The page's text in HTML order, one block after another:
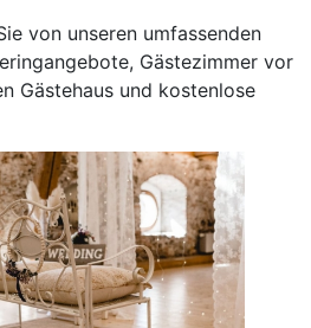
von unseren umfassenden
Gästezimmer vor
Gästehaus und kostenlose